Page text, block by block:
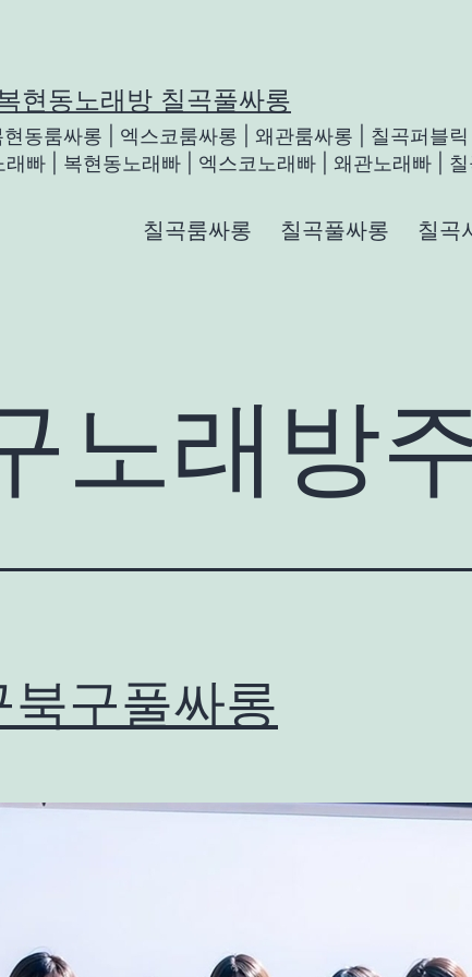
현동노래방 칠곡풀싸롱
동룸싸롱 | 엑스코룸싸롱 | 왜관룸싸롱 | 칠곡퍼블
빠 | 복현동노래빠 | 엑스코노래빠 | 왜관노래빠 |
칠곡룸싸롱 칠곡풀싸롱 칠곡
노래방
북구풀싸롱